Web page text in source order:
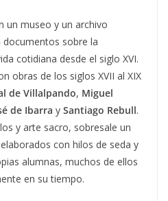
un museo y un archivo
sobre la
cotidiana desde el siglo XVI.
obras de los siglos XVII al XIX
de Villalpando, Miguel
de Ibarra y Santiago Rebull.
y arte sacro, sobresale un
con hilos de seda y
alumnas, muchos de ellos
en su tiempo.